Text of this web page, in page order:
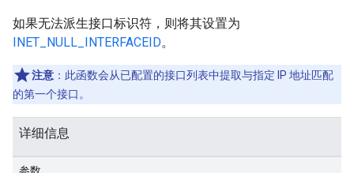
如果无法派生接口标识符，则将其设置为
INET_NULL_INTERFACEID。
注意 ：此函数会从已配置的接口列表中提取与指定 IP 地址匹配
的第一个接口。
详细信息